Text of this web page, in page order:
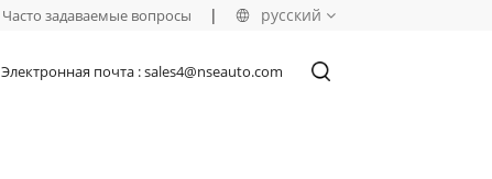
русский
Часто задаваемые вопросы |
Электронная почта : sales4@nseauto.com